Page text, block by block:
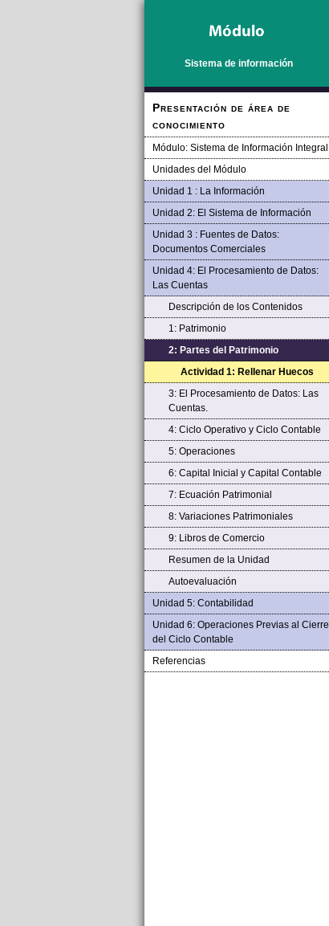
Sistema de información
Presentación de área de
conocimiento
Módulo: Sistema de Información Integral
Unidades del Módulo
Unidad 1 : La Información
Unidad 2: El Sistema de Información
Unidad 3 : Fuentes de Datos:
Documentos Comerciales
Unidad 4: El Procesamiento de Datos:
Las Cuentas
Descripción de los Contenidos
1: Patrimonio
2: Partes del Patrimonio
Actividad 1: Rellenar Huecos
3: El Procesamiento de Datos: Las
Cuentas.
4: Ciclo Operativo y Ciclo Contable
5: Operaciones
6: Capital Inicial y Capital Contable
7: Ecuación Patrimonial
8: Variaciones Patrimoniales
9: Libros de Comercio
Resumen de la Unidad
Autoevaluación
Unidad 5: Contabilidad
Unidad 6: Operaciones Previas al Cierre
del Ciclo Contable
Referencias